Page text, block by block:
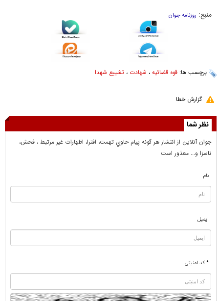
منبع: روزنامه جوان
برچسب ها: قوه قضائیه ، شهادت ، تشییع شهدا
گزارش خطا
نظر شما
جوان آنلاين از انتشار هر گونه پيام حاوي تهمت، افترا، اظهارات غير مرتبط ، فحش،
ناسزا و... معذور است
نام
ایمیل
* کد امنیتی